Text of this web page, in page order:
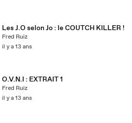
Les J.O selon Jo : le COUTCH KILLER !
Fred Ruiz
il y a 13 ans
O.V.N.I : EXTRAIT 1
Fred Ruiz
il y a 13 ans